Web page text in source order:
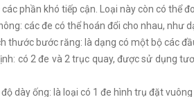
phần khó tiếp cận. Loại này còn có thể
các đe có thể hoán đổi cho nhau, như
thước bước răng: là dạng có một bộ các
có 2 đe và 2 trục quay, được sử dụng
dày ống: là loại có 1 đe hình trụ đặt